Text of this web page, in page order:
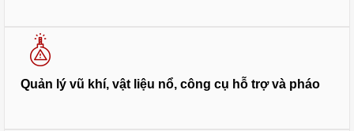
Quản lý vũ khí, vật liệu nổ, công cụ hỗ trợ và pháo